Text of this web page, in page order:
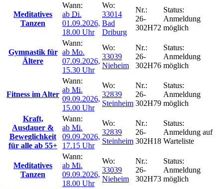
Meditatives
Tanzen
Wann:
ab Di.
01.09.2026,
18.00 Uhr
Wo:
33014
Bad
Driburg
Nr.:
26-
302H72
Status:
Anmeldung
möglich
Gymnastik für
Ältere
Wann:
ab Mo.
07.09.2026,
15.30 Uhr
Wo:
33039
Nieheim
Nr.:
26-
302H76
Status:
Anmeldung
möglich
Fitness im Alter
Wann:
ab Mi.
09.09.2026,
15.00 Uhr
Wo:
32839
Steinheim
Nr.:
26-
302H79
Status:
Anmeldung
möglich
Kraft,
Ausdauer &
Beweglichkeit
für alle ab 55+
Wann:
ab Mi.
09.09.2026,
17.15 Uhr
Wo:
32839
Steinheim
Nr.:
26-
302H18
Status:
Anmeldung auf
Warteliste
Meditatives
Tanzen
Wann:
ab Mi.
09.09.2026,
18.00 Uhr
Wo:
33039
Nieheim
Nr.:
26-
302H73
Status:
Anmeldung
möglich